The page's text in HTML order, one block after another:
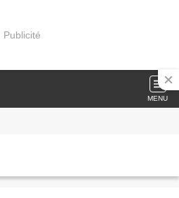
Publicité
MENU